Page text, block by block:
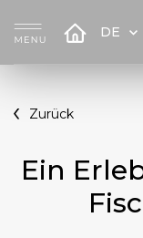
DE
Zurück
Ein